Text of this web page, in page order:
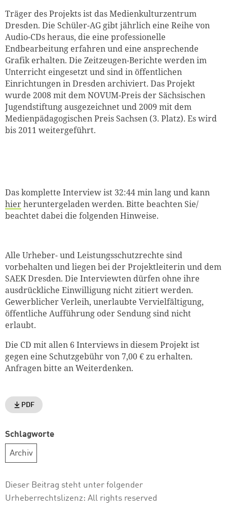
Träger des Projekts ist das Medienkulturzentrum
Dresden. Die Schüler-AG gibt jährlich eine Reihe von
Audio-CDs heraus, die eine professionelle
Endbearbeitung erfahren und eine ansprechende
Grafik erhalten. Die Zeitzeugen-Berichte werden im
Unterricht eingesetzt und sind in öffentlichen
Einrichtungen in Dresden archiviert. Das Projekt
wurde 2008 mit dem NOVUM-Preis der Sächsischen
Jugendstiftung ausgezeichnet und 2009 mit dem
Medienpädagogischen Preis Sachsen (3. Platz). Es wird
bis 2011 weitergeführt.
Das komplette Interview ist 32:44 min lang und kann
hierheruntergeladen werden. Bitte beachten Sie/
beachtet dabei die folgenden Hinweise.
Alle Urheber- und Leistungsschutzrechte sind
vorbehalten und liegen bei der Projektleiterin und dem
SAEK Dresden. Die Interviewten dürfen ohne ihre
ausdrückliche Einwilligung nicht zitiert werden.
Gewerblicher Verleih, unerlaubte Vervielfältigung,
öffentliche Aufführung oder Sendung sind nicht
erlaubt.
Die CD mit allen 6 Interviews in diesem Projekt ist
gegen eine Schutzgebühr von 7,00 € zu erhalten.
Anfragen bitte an Weiterdenken.
PDF
Schlagworte
Archiv
Dieser Beitrag steht unter folgender
Urheberrechtslizenz: All rights reserved